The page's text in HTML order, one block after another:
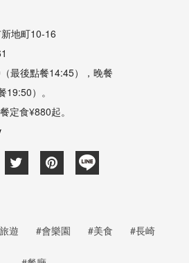
地町10-16
最後點餐14:45），晚餐
）。
定食¥880起。
遊 #會樂園 #美食 #長崎